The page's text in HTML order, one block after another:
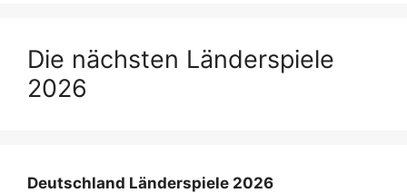
Die nächsten Länderspiele
2026
Deutschland Länderspiele 2026